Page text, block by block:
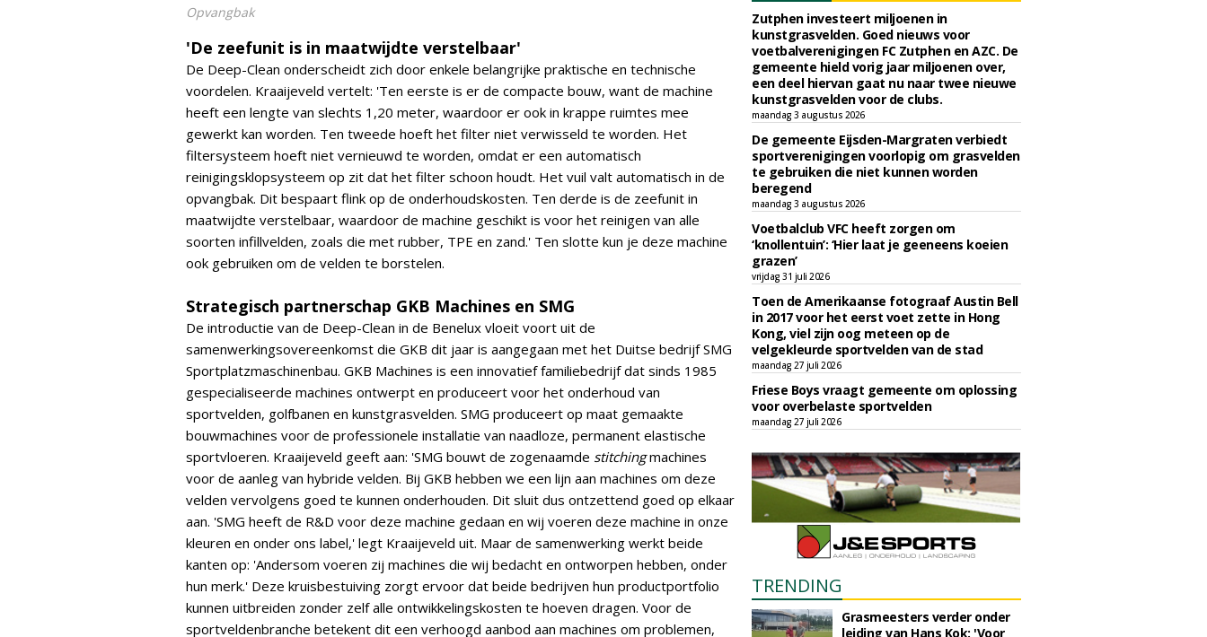
Opvangbak
'De zeefunit is in maatwijdte verstelbaar'
De Deep-Clean onderscheidt zich door enkele belangrijke praktische en technische
voordelen. Kraaijeveld vertelt: 'Ten eerste is er de compacte bouw, want de machine
heeft een lengte van slechts 1,20 meter, waardoor er ook in krappe ruimtes mee
gewerkt kan worden. Ten tweede hoeft het filter niet verwisseld te worden. Het
filtersysteem hoeft niet vernieuwd te worden, omdat er een automatisch
reinigingsklopsysteem op zit dat het filter schoon houdt. Het vuil valt automatisch in de
opvangbak. Dit bespaart flink op de onderhoudskosten. Ten derde is de zeefunit in
maatwijdte verstelbaar, waardoor de machine geschikt is voor het reinigen van alle
soorten infillvelden, zoals die met rubber, TPE en zand.' Ten slotte kun je deze machine
ook gebruiken om de velden te borstelen.
Strategisch partnerschap GKB Machines en SMG
De introductie van de Deep-Clean in de Benelux vloeit voort uit de
samenwerkingsovereenkomst die GKB dit jaar is aangegaan met het Duitse bedrijf SMG
Sportplatzmaschinenbau. GKB Machines is een innovatief familiebedrijf dat sinds 1985
gespecialiseerde machines ontwerpt en produceert voor het onderhoud van
sportvelden, golfbanen en kunstgrasvelden. SMG produceert op maat gemaakte
bouwmachines voor de professionele installatie van naadloze, permanent elastische
sportvloeren. Kraaijeveld geeft aan: 'SMG bouwt de zogenaamde stitchingmachines
voor de aanleg van hybride velden. Bij GKB hebben we een lijn aan machines om deze
velden vervolgens goed te kunnen onderhouden. Dit sluit dus ontzettend goed op elkaar
aan. 'SMG heeft de R&D voor deze machine gedaan en wij voeren deze machine in onze
kleuren en onder ons label,' legt Kraaijeveld uit. Maar de samenwerking werkt beide
kanten op: 'Andersom voeren zij machines die wij bedacht en ontworpen hebben, onder
hun merk.' Deze kruisbestuiving zorgt ervoor dat beide bedrijven hun productportfolio
kunnen uitbreiden zonder zelf alle ontwikkelingskosten te hoeven dragen. Voor de
sportveldenbranche betekent dit een verhoogd aanbod aan machines om problemen,
Zutphen investeert miljoenen in
kunstgrasvelden. Goed nieuws voor
voetbalverenigingen FC Zutphen en AZC. De
gemeente hield vorig jaar miljoenen over,
een deel hiervan gaat nu naar twee nieuwe
kunstgrasvelden voor de clubs.
maandag 3 augustus 2026
De gemeente Eijsden-Margraten verbiedt
sportverenigingen voorlopig om grasvelden
te gebruiken die niet kunnen worden
beregend
maandag 3 augustus 2026
Voetbalclub VFC heeft zorgen om
‘knollentuin’: ‘Hier laat je geeneens koeien
grazen’
vrijdag 31 juli 2026
Toen de Amerikaanse fotograaf Austin Bell
in 2017 voor het eerst voet zette in Hong
Kong, viel zijn oog meteen op de
velgekleurde sportvelden van de stad
maandag 27 juli 2026
Friese Boys vraagt gemeente om oplossing
voor overbelaste sportvelden
maandag 27 juli 2026
TRENDING
Grasmeesters verder onder
leiding van Hans Kok: 'Voor